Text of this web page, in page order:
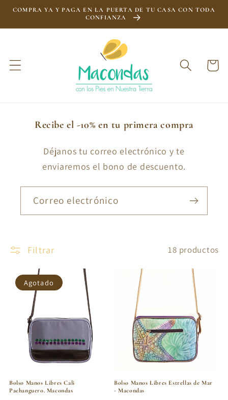
directamente
COMPRA YA Y PAGA EN LA PUERTA DE TU CASA CON TODA
CONFIANZA
Carrito
Recibe el -10% en tu primera compra
Déjanos tu correo electrónico y te
enviaremos el bono de descuento.
Correo electrónico
Filtrar 18 productos
Agotado
Bolso Manos Libres Cali
Pachanguero. Macondas
Bolso Manos Libres Estrellas de Mar
- Macondas